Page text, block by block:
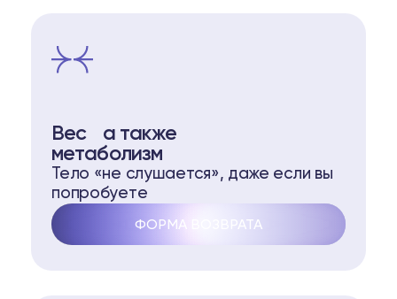
Вес а также
метаболизм
Тело «не слушается», даже если вы
попробуете
ФОРМА ВОЗВРАТА